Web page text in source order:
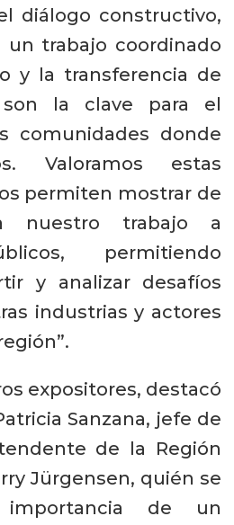
diálogo constructivo,
un trabajo coordinado
y la transferencia de
son la clave para el
comunidades donde
Valoramos estas
permiten mostrar de
nuestro trabajo a
permitiendo
y analizar desafíos
industrias y actores
expositores, destacó
Sanzana, jefe de
de la Región
Jürgensen, quién se
de un